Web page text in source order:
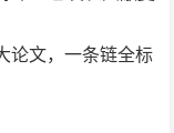
文，一条链全标